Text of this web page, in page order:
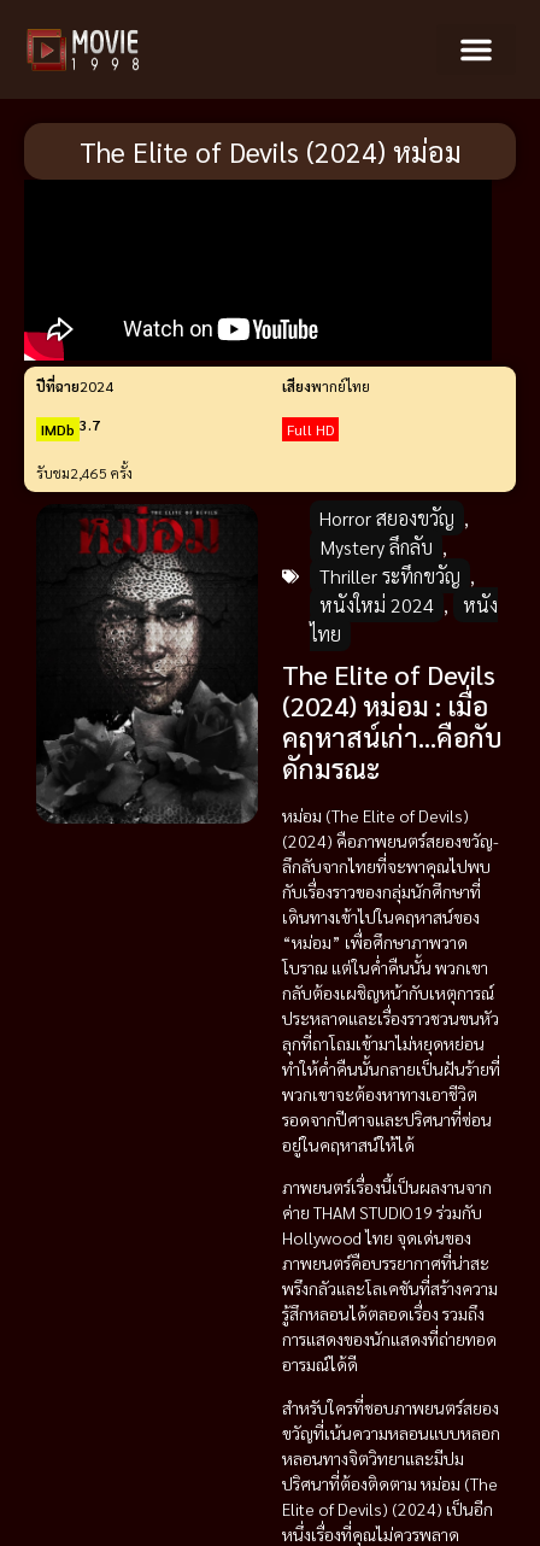
The Elite of Devils (2024) หม่อม
ปีที่ฉาย2024 เสียงพากย์ไทย
IMDb 3.7 Full HD
รับชม2,465 ครั้ง
Horror สยองขวัญ ,
Mystery ลึกลับ ,
Thriller ระทึกขวัญ ,
หนังใหม่ 2024 ,
หนัง
ไทย
The Elite of Devils
(2024) หม่อม : เมื่อ
คฤหาสน์เก่า…คือกับ
ดักมรณะ
หม่อม (The Elite of Devils)
(2024) คือภาพยนตร์สยองขวัญ-
ลึกลับจากไทยที่จะพาคุณไปพบ
กับเรื่องราวของกลุ่มนักศึกษาที่
เดินทางเข้าไปในคฤหาสน์ของ
“หม่อม” เพื่อศึกษาภาพวาด
โบราณ แต่ในค่ำคืนนั้น พวกเขา
กลับต้องเผชิญหน้ากับเหตุการณ์
ประหลาดและเรื่องราวชวนขนหัว
ลุกที่ถาโถมเข้ามาไม่หยุดหย่อน
ทำให้ค่ำคืนนั้นกลายเป็นฝันร้ายที่
พวกเขาจะต้องหาทางเอาชีวิต
รอดจากปีศาจและปริศนาที่ซ่อน
อยู่ในคฤหาสน์ให้ได้
ภาพยนตร์เรื่องนี้เป็นผลงานจาก
ค่าย THAM STUDIO19 ร่วมกับ
Hollywood ไทย จุดเด่นของ
ภาพยนตร์คือบรรยากาศที่น่าสะ
พรึงกลัวและโลเคชันที่สร้างความ
รู้สึกหลอนได้ตลอดเรื่อง รวมถึง
การแสดงของนักแสดงที่ถ่ายทอด
อารมณ์ได้ดี
สำหรับใครที่ชอบภาพยนตร์สยอง
ขวัญที่เน้นความหลอนแบบหลอก
หลอนทางจิตวิทยาและมีปม
ปริศนาที่ต้องติดตาม หม่อม (The
Elite of Devils) (2024) เป็นอีก
หนึ่งเรื่องที่คุณไม่ควรพลาด